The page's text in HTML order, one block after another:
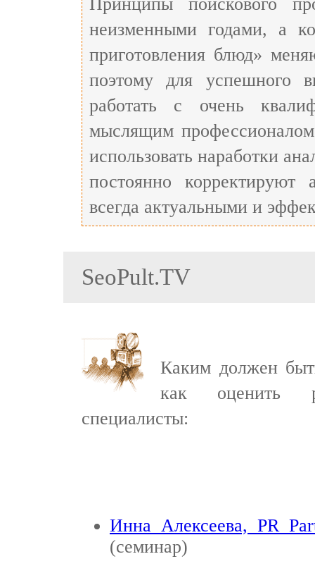
неизменными годами, а
приготовления блюд»
поэтому для
работать с очень
мыслящим
использовать наработки
постоянно
всегда актуальными и
SeoPult.TV
Каким должен
как оценить
специалисты:
Инна Алексеева, PR
(семинар)